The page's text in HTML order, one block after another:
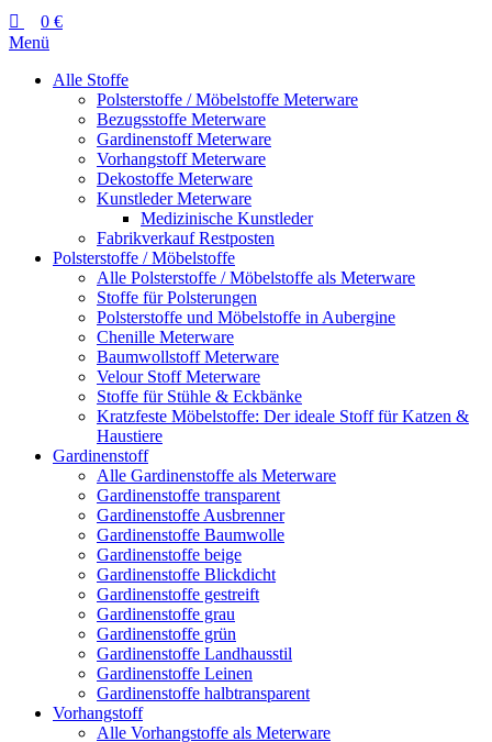
0 €
Menü
Alle Stoffe
Polsterstoffe / Möbelstoffe Meterware
Bezugsstoffe Meterware
Gardinenstoff Meterware
Vorhangstoff Meterware
Dekostoffe Meterware
Kunstleder Meterware
Medizinische Kunstleder
Fabrikverkauf Restposten
Polsterstoffe / Möbelstoffe
Alle Polsterstoffe / Möbelstoffe als Meterware
Stoffe für Polsterungen
Polsterstoffe und Möbelstoffe in Aubergine
Chenille Meterware
Baumwollstoff Meterware
Velour Stoff Meterware
Stoffe für Stühle & Eckbänke
Kratzfeste Möbelstoffe: Der ideale Stoff für Katzen &
Haustiere
Gardinenstoff
Alle Gardinenstoffe als Meterware
Gardinenstoffe transparent
Gardinenstoffe Ausbrenner
Gardinenstoffe Baumwolle
Gardinenstoffe beige
Gardinenstoffe Blickdicht
Gardinenstoffe gestreift
Gardinenstoffe grau
Gardinenstoffe grün
Gardinenstoffe Landhausstil
Gardinenstoffe Leinen
Gardinenstoffe halbtransparent
Vorhangstoff
Alle Vorhangstoffe als Meterware